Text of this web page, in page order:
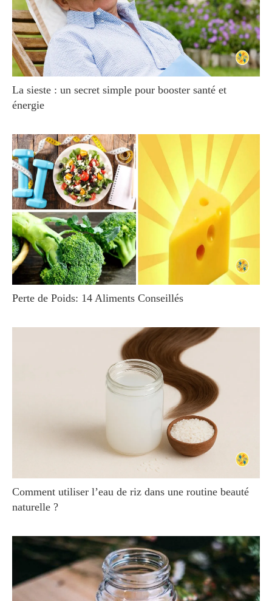
La sieste : un secret simple pour booster santé et
énergie
Perte de Poids: 14 Aliments Conseillés
Comment utiliser l’eau de riz dans une routine beauté
naturelle ?